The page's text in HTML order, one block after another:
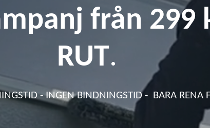
från 299
RUT.
- INGEN BINDNINGSTID - BARA RENA